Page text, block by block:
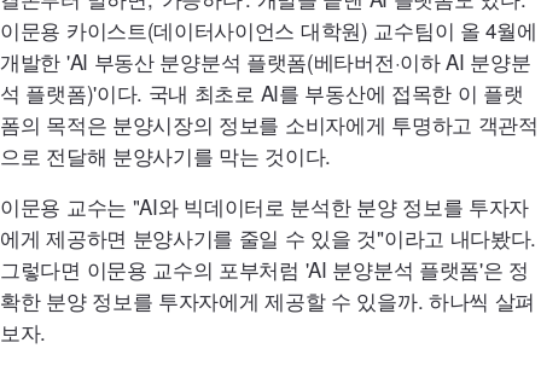
이문용 카이스트(데이터사이언스 대학원) 교수팀이 올 4월에
개발한 'AI 부동산 분양분석 플랫폼(베타버전·이하AI 분양분
석 플랫폼)'이다. 국내 최초로 AI를 부동산에 접목한 이 플랫
폼의 목적은 분양시장의 정보를 소비자에게 투명하고 객관적
으로 전달해 분양사기를 막는 것이다.
이문용 교수는 "AI와 빅데이터로 분석한 분양 정보를 투자자
에게 제공하면 분양사기를 줄일 수 있을 것"이라고 내다봤다.
그렇다면 이문용 교수의 포부처럼 'AI 분양분석 플랫폼'은 정
확한 분양 정보를 투자자에게 제공할 수 있을까. 하나씩 살펴
보자.